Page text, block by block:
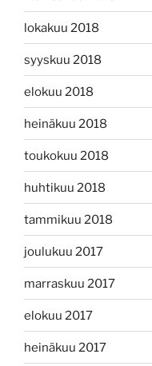
lokakuu 2018
syyskuu 2018
elokuu 2018
heinäkuu 2018
toukokuu 2018
huhtikuu 2018
tammikuu 2018
joulukuu 2017
marraskuu 2017
elokuu 2017
heinäkuu 2017